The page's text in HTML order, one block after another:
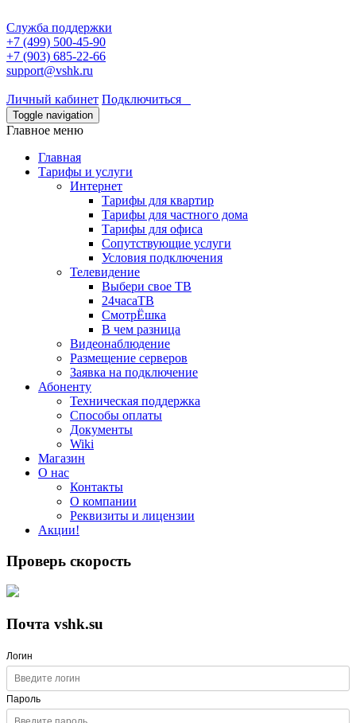
Служба поддержки
+7 (499) 500-45-90
+7 (903) 685-22-66
support@vshk.ru
Личный кабинет Подключиться
Toggle navigation
Главное меню
Главная
Тарифы и услуги
Интернет
Тарифы для квартир
Тарифы для частного дома
Тарифы для офиса
Сопутствующие услуги
Условия подключения
Телевидение
Выбери свое ТВ
24часаТВ
СмотрЁшка
В чем разница
Видеонаблюдение
Размещение серверов
Заявка на подключение
Абоненту
Техническая поддержка
Способы оплаты
Документы
Wiki
Магазин
О нас
Контакты
О компании
Реквизиты и лицензии
Акции!
Проверь скорость
Почта vshk.su
Логин
Пароль